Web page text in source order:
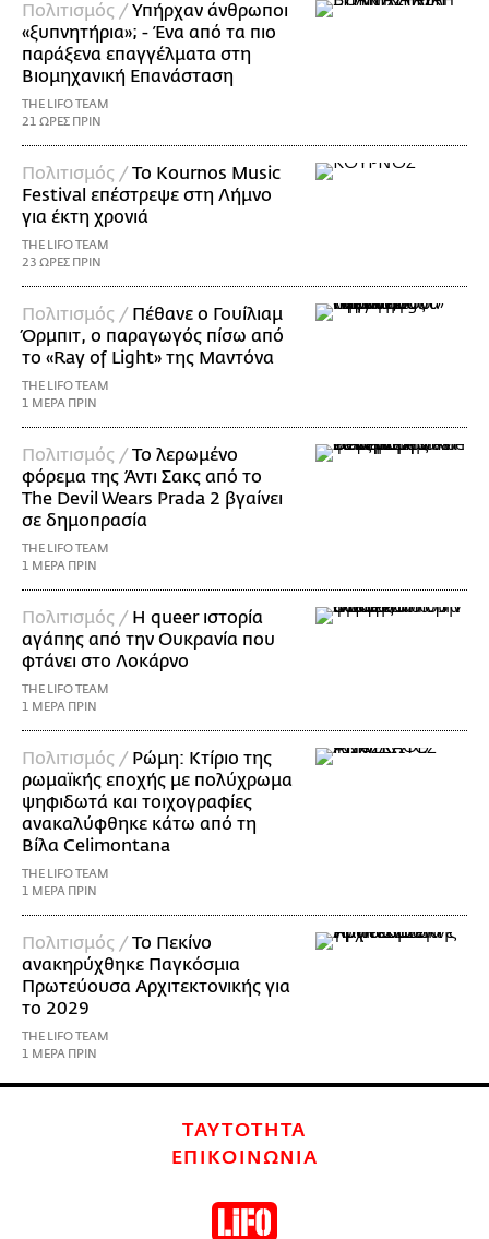
Πολιτισμός / Υπήρχαν άνθρωποι
«ξυπνητήρια»; - Ένα από τα πιο
παράξενα επαγγέλματα στη
Βιομηχανική Επανάσταση
THE LIFO TEAM
21 ΩΡΕΣ ΠΡΙΝ
Πολιτισμός / Το Kournos Music
Festival επέστρεψε στη Λήμνο
για έκτη χρονιά
THE LIFO TEAM
23 ΩΡΕΣ ΠΡΙΝ
Πολιτισμός / Πέθανε ο Γουίλιαμ
Όρμπιτ, ο παραγωγός πίσω από
το «Ray of Light» της Μαντόνα
THE LIFO TEAM
1 ΜΕΡΑ ΠΡΙΝ
Πολιτισμός / Το λερωμένο
φόρεμα της Άντι Σακς από το
The Devil Wears Prada 2 βγαίνει
σε δημοπρασία
THE LIFO TEAM
1 ΜΕΡΑ ΠΡΙΝ
Πολιτισμός / Η queer ιστορία
αγάπης από την Ουκρανία που
φτάνει στο Λοκάρνο
THE LIFO TEAM
1 ΜΕΡΑ ΠΡΙΝ
Πολιτισμός / Ρώμη: Κτίριο της
ρωμαϊκής εποχής με πολύχρωμα
ψηφιδωτά και τοιχογραφίες
ανακαλύφθηκε κάτω από τη
Βίλα Celimontana
THE LIFO TEAM
1 ΜΕΡΑ ΠΡΙΝ
Πολιτισμός / Το Πεκίνο
ανακηρύχθηκε Παγκόσμια
Πρωτεύουσα Αρχιτεκτονικής για
το 2029
THE LIFO TEAM
1 ΜΕΡΑ ΠΡΙΝ
ΤΑΥΤΟΤΗΤΑ
ΕΠΙΚΟΙΝΩΝΙΑ